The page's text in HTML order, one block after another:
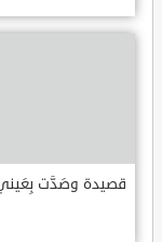
قصيدة وصَدَّت